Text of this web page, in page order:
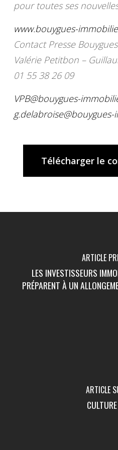
pour toutes ses
www.bouygues-
Contact Presse
Valérie Petitbon –
01 55 38 26 09
VPB@bouygues-
Télécharger le
ARTICLE
LES INVESTISSEURS
PRÉPARENT À UN
ARTICLE